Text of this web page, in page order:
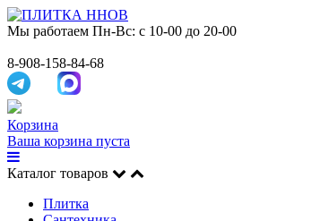
Мы работаем Пн-Вс: с 10-00 до 20-00
8-908-158-84-68
Корзина
Ваша корзина пуста
Каталог товаров
Плитка